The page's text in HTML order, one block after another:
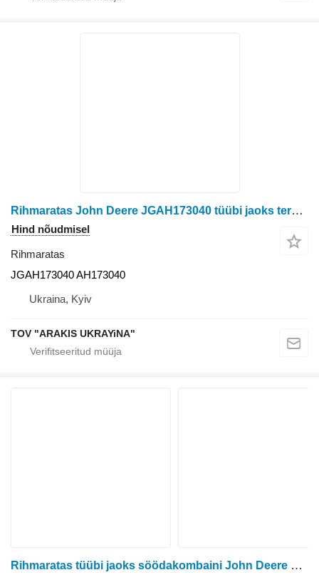
Rihmaratas John Deere JGAH173040 tüübi jaoks teraviljakombaini John Deere
Hind nõudmisel
Rihmaratas
JGAH173040 AH173040
Ukraina, Kyiv
TOV "ARAKIS UKRAYiNA"
Rihmaratas tüübi jaoks söödakombaini John Deere 6750